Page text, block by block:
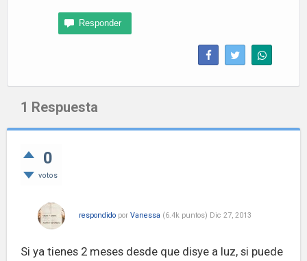
1 Respuesta
0
votos
respondido por Vanessa (6.4k puntos) Dic 27, 2013
Si ya tienes 2 meses desde que disye a luz, si puede